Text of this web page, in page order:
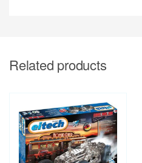
Related products